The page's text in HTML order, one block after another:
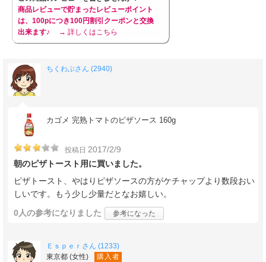
商品レビューで貯まったレビューポイント
は、100pにつき100円割引クーポンと交換
出来ます♪
→ 詳しくはこちら
ちくわぶさん (2940)
カゴメ 完熟トマトのピザソース 160g
投稿日 2017/2/9
朝のピザトースト用に買いました。
ピザトースト、やはりピザソースの方がケチャップより数段おい
しいです。もう少し少量だとなお嬉しい。
0人の参考になりました 参考になった
Ｅｓｐｅｒさん (1233)
東京都 (女性)
購入者